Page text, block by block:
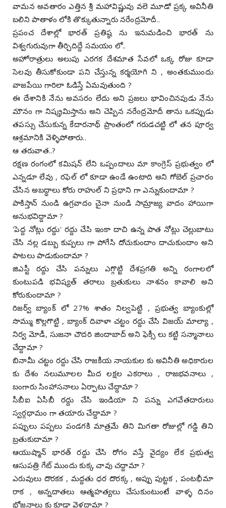
వామన అవతారం ఎత్తిన శ్రీ మహావిష్ణువు వలె మూడో ప్రక్క అవినీతి
బలిని పాతాళం లోకి తొక్కుతున్నారు నరేంద్రమోదీ..
ప్రపంచ దేశాల్లో భారత్ ప్రతిష్ఠ ను ఇనుమడించి భారత్ ను
విశ్వగురువుగా తీర్చిదిద్దే సమయం లో..
అహోరాత్రులు అలుపు ఎరగక దేశమాత సేవలో ఒక్క రోజు కూడా
సెలవు తీసుకోకుండా పని చేస్తున్న కర్మయోగి ని , అంతకుముందు
వాజపేయి గారిలా ఓడిస్తే ఏమవుతుంది ?
ఈ దేశానికి నేను అవసరం లేదు అని ప్రజలు భావించినపుడు నేను
మౌనం గా నిష్క్రమిస్తాను అని చెప్పిన నరేంద్రమోదీ తాను ఒకప్పుడు
తపస్సు చేసుకున్న కేదారనాథ్ ప్రాంతంలో గరుడచట్టి లో తన పూర్వ
ఆశ్రమానికి వెళ్ళిపోతారు..
ఆ తరువాత..?
రక్షణ రంగంలో కమిషన్ లేని ఒప్పందాలు మా కాంగ్రెస్ ప్రభుత్వం లో
ఎన్నడూ లేవు , రఫెల్ లో కూడా ఉండే ఉంటాది అని గోబెల్ ప్రచారం
చేసిన అబద్ధాలు కోరు రాహుల్ ని ప్రధాని గా ఎన్నుకుందామా ?
పాకిస్తాన్ నుండి ఉగ్రవాదం చైనా నుండి సామ్రాజ్య వాదం హాయిగా
అనుభవిద్దామా ?
'పెద్ద నోట్లు రద్దు' రద్దు చేసి ఇంకా దాచి ఉన్న పాత నోట్లు చెల్లుబాటు
చేసి నల్ల డబ్బు కుప్పలు గా పోగేసి దోచుకుందాం దాచుకుందాం అని
పాటలు పాడుకుందామా ?
జిఎస్టీ రద్దు చేసి పన్నులు ఎగ్గొట్టి దేశప్రగతి అన్ని రంగాలలో
కుంటుపడి భవిష్యత్ తరాలు బ్రతుకులు నాశనం కావాలి అని
కోరుకుందామా ?
రిజర్వ్ బ్యాంక్ లో 27% శాతం నిల్వపెట్టి , ప్రభుత్వ బ్యాంకుల్లో
సొమ్ము కొల్లగొట్టి , బ్యాంక్ దివాళా చట్టం రద్దు చేసి విజయ్ మాల్యా ,
నిర్వ మోడీ, సుజనా చౌదరి జిందాబాద్ అని ఫెక్సీ లు కట్టి సన్మానాలు
చేద్దామా ?
బినామీ చట్టం రద్దు చేసి రాజకీయ నాయకుల కు అవినీతి అధికారుల
కు దేశం నలుమూలల మీద లక్షల ఎకరాలు , రాజభవనాలు ,
బంగారు సింహాసనాలు ఏర్పాటు చేద్దామా ?
సీబీఐ ఏసీబీ రద్దు చేసి ఇండియా ని పన్ను ఎగవేతదారులు
స్వర్గధామం గా తయారు చేద్దామా ?
పప్పులు పప్పలు పండగకి మాత్రమే తిని మిగతా రోజుల్లో గడ్డి తిని
బ్రతుకుదామా ?
ఆయుష్మాన్ భారత్ రద్దు చేసి రోగం వస్తే వైద్యం లేక ప్రభుత్వ
ఆసుపత్రి గేట్ ముందు కుక్క చావు చద్దామా ?
ఎరువులు దొరకక , మద్దతు ధర దొరక్క , అప్పు పుట్టక , పంటభీమా
రాక , అన్నదాతలు ఆత్మహత్యలు చేసుకుంటుంటే వాళ్ళ దినం
భోజనాలు కు కూడా వెళదామా ?